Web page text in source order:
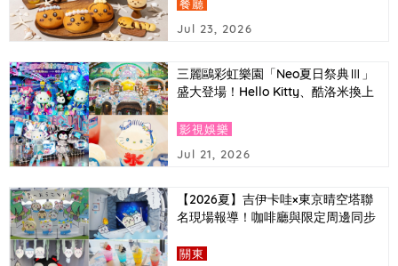
餐廳
Jul 23, 2026
三麗鷗彩虹樂園「Neo夏日祭典Ⅲ」
盛大登場！Hello Kitty、酷洛米換上
亮相
影視娛樂
Jul 21, 2026
【2026夏】吉伊卡哇×東京晴空塔聯
名現場報導！咖啡廳與限定周邊同步
關東